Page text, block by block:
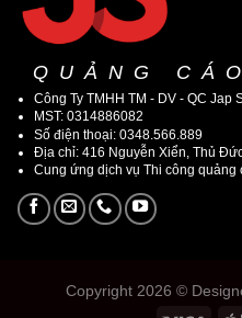
QUẢNG
Công Ty TMHH TM - DV - QC Jap
MST: 0314886082
Số điện thoại: 0348.566.889
Địa chỉ: 416 Nguyễn Xiển, Thủ
Cung ứng dịch vụ Thi công quảng
Copyright 2026 ©